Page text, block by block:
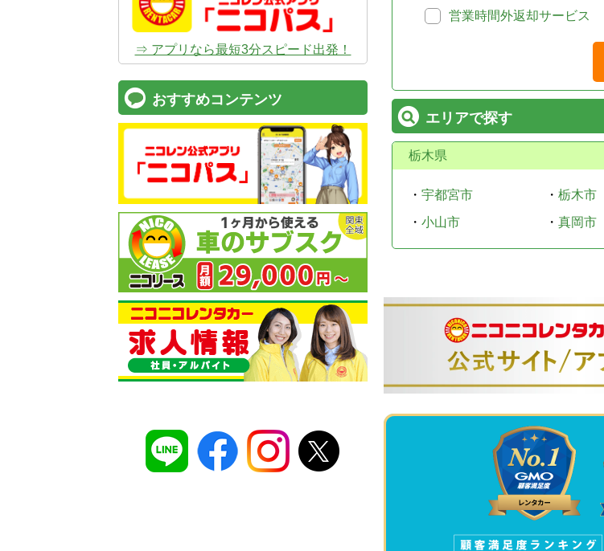
営業時間外返却サービス
エリアで探す
栃木県
・ 宇都宮市 ・ 栃木市
・ 小山市 ・ 真岡市
⇒ アプリなら最短3分スピード出発！
おすすめコンテンツ